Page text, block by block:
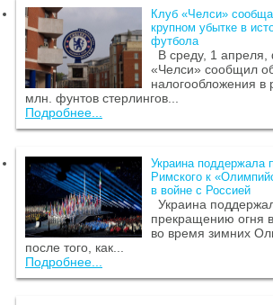
Клуб «Челси»
крупном убытке в
футбола
В среду, 1 апреля,
«Челси» сообщил
налогообложения в
млн. фунтов стерлингов...
Подробнее...
Украина поддержала
Римского к
в войне с Россией
Украина
прекращению огня
во время зимних
после того, как...
Подробнее...